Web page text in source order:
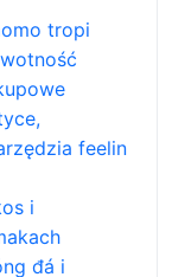
tropi
feelin
i
đá i